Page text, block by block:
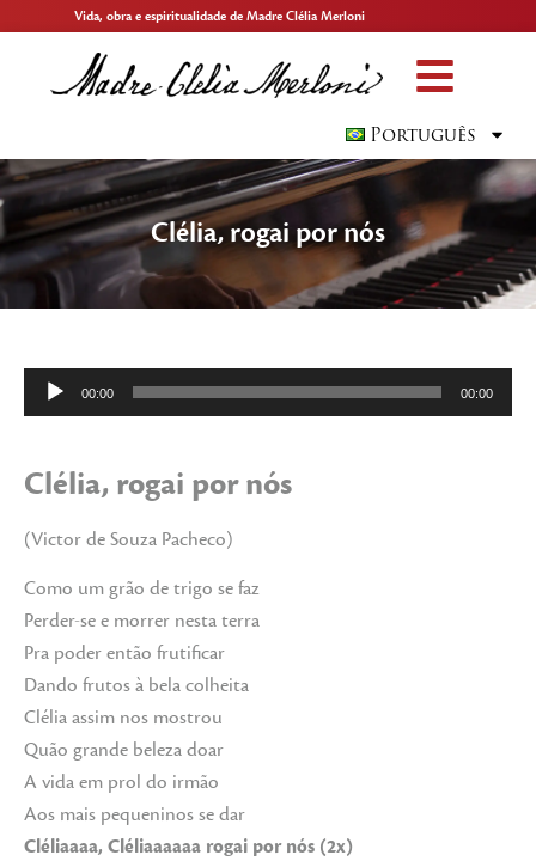
Vida, obra e espiritualidade de Madre Clélia Merloni
Português
Clélia, rogai por nós
Tocador
de
00:00 00:00
Clélia, rogai por nós
(Victor de Souza Pacheco)
Como um grão de trigo se faz
Perder-se e morrer nesta terra
Pra poder então frutificar
Dando frutos à bela colheita
Clélia assim nos mostrou
Quão grande beleza doar
A vida em prol do irmão
Aos mais pequeninos se dar
Cléliaaaa, Cléliaaaaaa rogai por nós (2x)